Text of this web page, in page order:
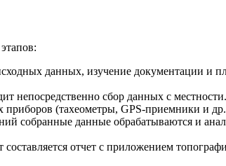
данных, изучение документации и
непосредственно сбор данных с
приборов (тахеометры, GPS-приемники и
собранные данные обрабатываются и
отчет с приложением